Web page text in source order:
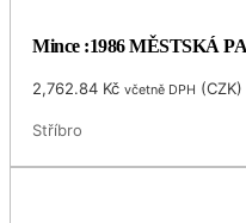
Mince :1986 MĚSTSKÁ
2,762.84 Kč včetně DPH (CZK)
Stříbro